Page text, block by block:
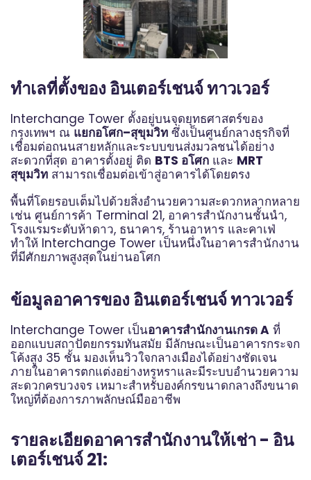
ทำเลที่ตั้งของ อินเตอร์เชนจ์ ทาวเวอร์
Interchange Tower ตั้งอยู่บนจุดยุทธศาสตร์ของ
กรุงเทพฯ ณ แยกอโศก–สุขุมวิท ซึ่งเป็นศูนย์กลางธุรกิจที่
เชื่อมต่อถนนสายหลักและระบบขนส่งมวลชนได้อย่าง
สะดวกที่สุด อาคารตั้งอยู่ ติด BTS อโศก และ MRT
สุขุมวิท สามารถเชื่อมต่อเข้าสู่อาคารได้โดยตรง
พื้นที่โดยรอบเต็มไปด้วยสิ่งอำนวยความสะดวกหลากหลาย
เช่น ศูนย์การค้า Terminal 21, อาคารสำนักงานชั้นนำ,
โรงแรมระดับห้าดาว, ธนาคาร, ร้านอาหาร และคาเฟ่
ทำให้ Interchange Tower เป็นหนึ่งในอาคารสำนักงาน
ที่มีศักยภาพสูงสุดในย่านอโศก
ข้อมูลอาคารของ อินเตอร์เชนจ์ ทาวเวอร์
Interchange Tower เป็นอาคารสำนักงานเกรด A ที่
ออกแบบสถาปัตยกรรมทันสมัย มีลักษณะเป็นอาคารกระจก
โค้งสูง 35 ชั้น มองเห็นวิวใจกลางเมืองได้อย่างชัดเจน
ภายในอาคารตกแต่งอย่างหรูหราและมีระบบอำนวยความ
สะดวกครบวงจร เหมาะสำหรับองค์กรขนาดกลางถึงขนาด
ใหญ่ที่ต้องการภาพลักษณ์มืออาชีพ
รายละเอียดอาคารสำนักงานให้เช่า - อิน
เตอร์เชนจ์ 21: